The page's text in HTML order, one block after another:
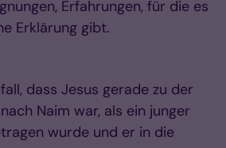
Erfahrungen, für die es
Erklärung gibt.
dass Jesus gerade zu der
Naim war, als ein junger
wurde und er in die